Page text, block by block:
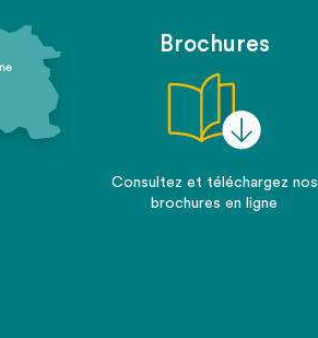
Brochures
Consultez et téléchargez nos
brochures en ligne